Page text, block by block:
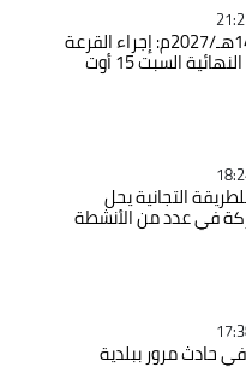
حج موسم 1448هـ/2027م: إجراء القرعة
السبت 15 أوت
التجانية يحل
في عدد من الأنشطة
في حادث مرور ببلدية